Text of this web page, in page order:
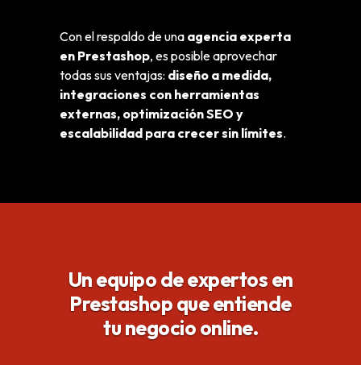
Con el respaldo de una agencia experta
en Prestashop, es posible aprovechar
todas sus ventajas: diseño a medida,
integraciones con herramientas
externas, optimización SEO y
escalabilidad para crecer sin límites.
Un equipo de expertos en
Prestashop que entiende
tu negocio online.